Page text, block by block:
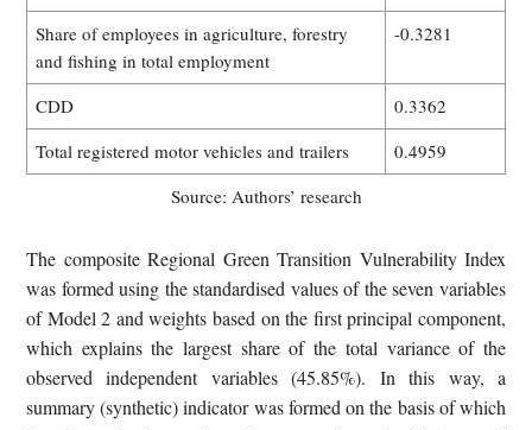
Share of employees in agriculture, forestry
and fishing in total employment
-0.3281
CDD
0.3362
Total registered motor vehicles and trailers
0.4959
Source: Authors’ research
The composite Regional Green Transition Vulnerability Index
was formed using the standardised values of the seven variables
of Model 2 and weights based on the first principal component,
which explains the largest share of the total variance of the
observed independent variables (45.85%). In this way, a
summary (synthetic) indicator was formed on the basis of which